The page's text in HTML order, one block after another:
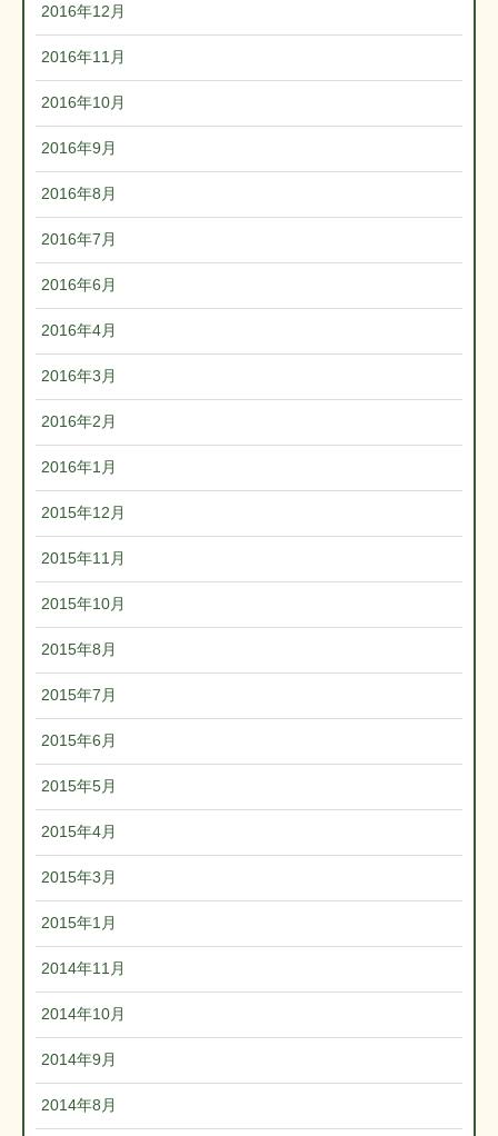
2016年12月
2016年11月
2016年10月
2016年9月
2016年8月
2016年7月
2016年6月
2016年4月
2016年3月
2016年2月
2016年1月
2015年12月
2015年11月
2015年10月
2015年8月
2015年7月
2015年6月
2015年5月
2015年4月
2015年3月
2015年1月
2014年11月
2014年10月
2014年9月
2014年8月